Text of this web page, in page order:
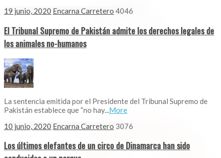
19 junio, 2020 Encarna Carretero 4046
El Tribunal Supremo de Pakistán admite los derechos legales de
los animales no-humanos
La sentencia emitida por el Presidente del Tribunal Supremo de
Pakistán establece que “no hay... More
10 junio, 2020 Encarna Carretero 3076
Los últimos elefantes de un circo de Dinamarca han sido